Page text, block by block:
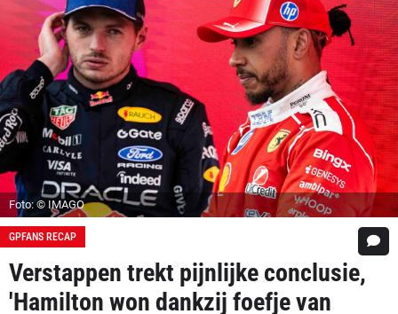
Foto: © IMAGO
GPFANS RECAP
Verstappen trekt pijnlijke conclusie,
'Hamilton won dankzij foefje van